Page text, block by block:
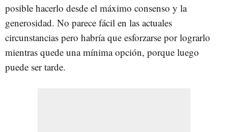
posible hacerlo desde el máximo consenso y la
generosidad. No parece fácil en las actuales
circunstancias pero habría que esforzarse por lograrlo
mientras quede una mínima opción, porque luego
puede ser tarde.